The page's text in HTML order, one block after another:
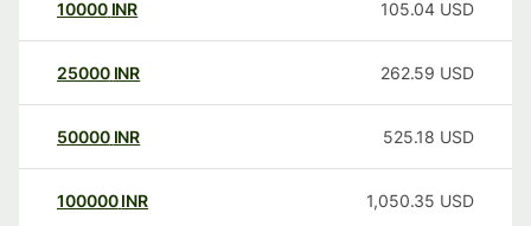
10000 INR 105.04 USD
25000 INR 262.59 USD
50000 INR 525.18 USD
100000 INR 1,050.35 USD